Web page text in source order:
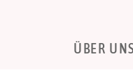
ÜBER UNS